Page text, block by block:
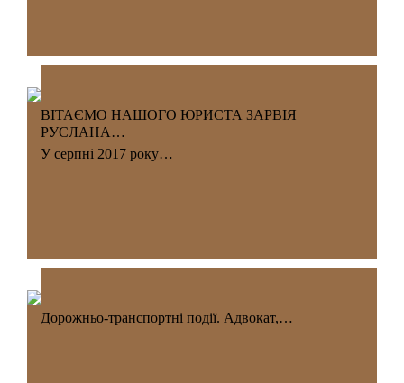
ВІТАЄМО НАШОГО ЮРИСТА ЗАРВІЯ
РУСЛАНА…
У серпні 2017 року…
Дорожньо-транспортні події. Адвокат,…